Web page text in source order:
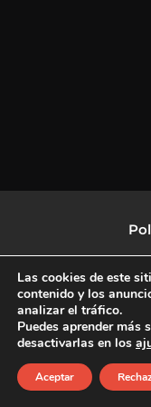
Política
Las cookies de este
contenido y los
analizar el tráfico.
Puedes aprender más
desactivarlas en los
Aceptar